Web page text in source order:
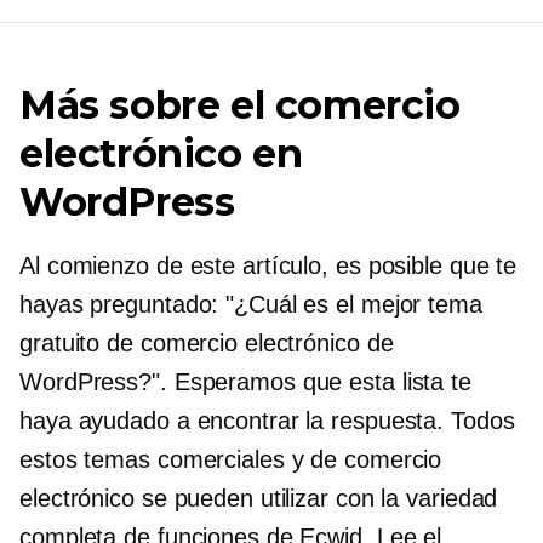
Más sobre el comercio
electrónico en
WordPress
Al comienzo de este artículo, es posible que te
hayas preguntado: "¿Cuál es el mejor tema
gratuito de comercio electrónico de
WordPress?". Esperamos que esta lista te
haya ayudado a encontrar la respuesta. Todos
estos temas comerciales y de comercio
electrónico se pueden utilizar con la variedad
completa de funciones de Ecwid. Lee el